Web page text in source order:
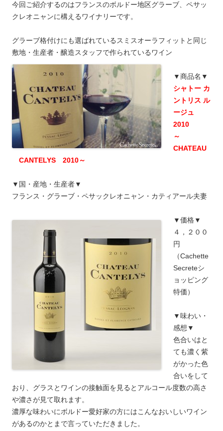
今回ご紹介するのはフランスのボルドー地区グラーブ、ペサッ
クレオニャンに構えるワイナリーです。
グラーブ格付けにも選ばれているスミスオーラフィットと同じ
敷地・生産者・醸造スタッフで作られているワイン
▼商品名▼
シャトー カ
ントリス ル
ージュ
2010
～
CHATEAU
CANTELYS 2010～
▼国・産地・生産者▼
フランス・グラーブ・ペサックレオニャン・カティアール夫妻
▼価格▼
４，２００
円
（Cachette
Secreteシ
ョッピング
特価）
▼味わい・
感想▼
色合いはと
ても濃く紫
がかった色
合いをして
おり、グラスとワインの接触面を見るとアルコール度数の高さ
や濃さが見て取れます。
濃厚な味わいにボルドー愛好家の方にはこんなおいしいワイン
があるのかとまで言っていただきました。